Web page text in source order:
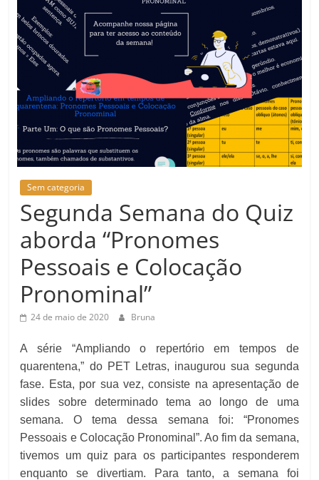
Sem categoria
Segunda Semana do Quiz
aborda “Pronomes
Pessoais e Colocação
Pronominal”
24 de maio de 2020 Bruna
A série “Ampliando o repertório em tempos de
quarentena,” do PET Letras, inaugurou sua segunda
fase. Esta, por sua vez, consiste na apresentação de
slides sobre determinado tema ao longo de uma
semana. O tema dessa semana foi: “Pronomes
Pessoais e Colocação Pronominal”. Ao fim da semana,
tivemos um quiz para os participantes responderem
enquanto se divertiam. Para tanto, a semana foi